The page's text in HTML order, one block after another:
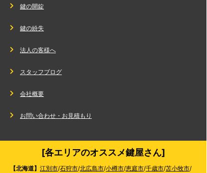
鍵の開錠
鍵の紛失
法人の客様へ
スタッフブログ
会社概要
お問い合わせ・お見積もり
[各エリアのオススメ鍵屋さん]
【北海道】 江別市/石狩市/北広島市/小樽市/恵庭市/千歳市/苫小牧市/